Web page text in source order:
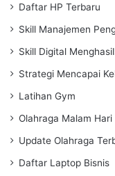
Daftar HP Terbaru
Skill Manajemen
Skill Digital
Strategi Mencapai
Latihan Gym
Olahraga Malam Hari
Update Olahraga
Daftar Laptop Bisnis